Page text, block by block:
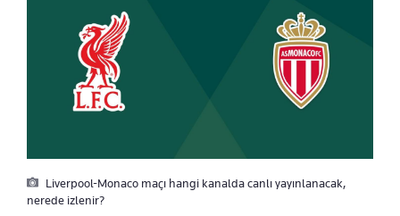
Liverpool-Monaco maçı hangi kanalda canlı yayınlanacak,
nerede izlenir?